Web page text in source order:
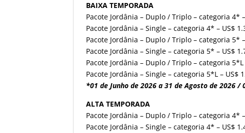
BAIXA TEMPORADA
Pacote Jordânia – Duplo / Triplo – categoria 4* –
Pacote Jordânia – Single – categoria 4* – US$
Pacote Jordânia – Duplo / Triplo – categoria 5* –
Pacote Jordânia – Single – categoria 5* – US$
Pacote Jordânia – Duplo / Triplo – categoria 5*L
Pacote Jordânia – Single – categoria 5*L – US$
*01 de Junho de 2026 a 31 de Agosto de 2026
ALTA TEMPORADA
Pacote Jordânia – Duplo / Triplo – categoria 4*
Pacote Jordânia – Single – categoria 4* – US$